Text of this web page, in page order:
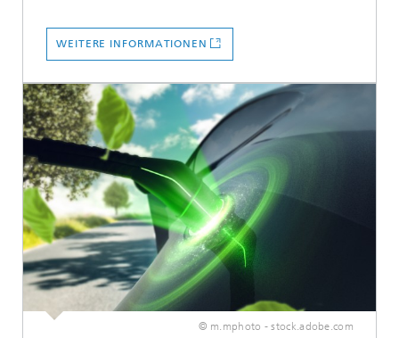
WEITERE INFORMATIONEN
© m.mphoto - stock.adobe.com